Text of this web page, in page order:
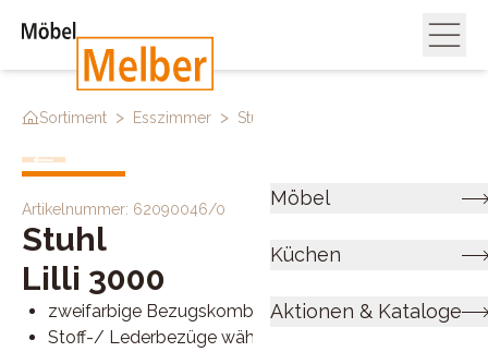
Möbel
Küchen
Aktionen & Kataloge
Sortiment > Esszimmer > Stühle
Artikelnummer: 62090046/0
Stuhl
Lilli 3000
zweifarbige Bezugskombinationen wählbar
Stoff-/ Lederbezüge wählbar